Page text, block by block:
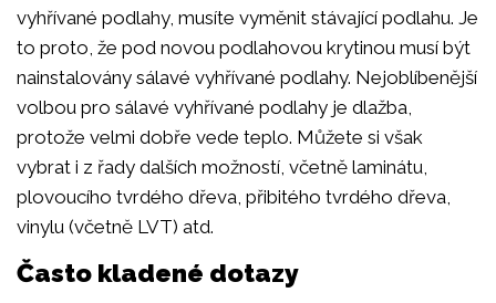
vyhřívané podlahy, musíte vyměnit stávající podlahu. Je
to proto, že pod novou podlahovou krytinou musí být
nainstalovány sálavé vyhřívané podlahy. Nejoblíbenější
volbou pro sálavé vyhřívané podlahy je dlažba,
protože velmi dobře vede teplo. Můžete si však
vybrat i z řady dalších možností, včetně laminátu,
plovoucího tvrdého dřeva, přibitého tvrdého dřeva,
vinylu (včetně LVT) atd.
Často kladené dotazy